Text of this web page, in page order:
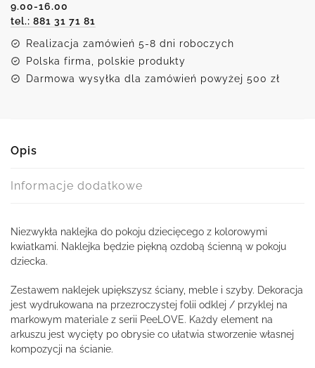
przedstawiająca
kolorowe
kwiaty
9.00-16.00
tel.: 881 31 71 81
Realizacja zamówień 5-8 dni roboczych
Polska firma, polskie produkty
Darmowa wysyłka dla zamówień powyżej 500 zł
Opis
Informacje dodatkowe
Niezwykła naklejka do pokoju dziecięcego z kolorowymi
kwiatkami. Naklejka będzie piękną ozdobą ścienną w pokoju
dziecka.
Zestawem naklejek upiększysz ściany, meble i szyby. Dekoracja
jest wydrukowana na przezroczystej folii odklej / przyklej na
markowym materiale z serii PeeLOVE. Każdy element na
arkuszu jest wycięty po obrysie co ułatwia stworzenie własnej
kompozycji na ścianie.